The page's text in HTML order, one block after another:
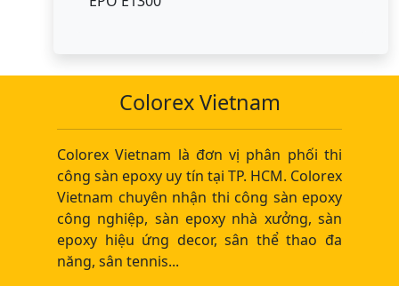
Colorex Vietnam
Colorex Vietnam là đơn vị phân phối thi
công sàn epoxy uy tín tại TP. HCM. Colorex
Vietnam chuyên nhận thi công sàn epoxy
công nghiệp, sàn epoxy nhà xưởng, sàn
epoxy hiệu ứng decor, sân thể thao đa
năng, sân tennis...